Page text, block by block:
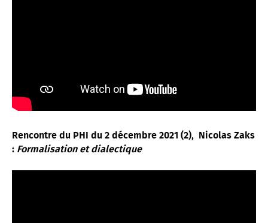
Rencontre du PHI du 2 décembre 2021 (2),
Nicolas Zaks
: Formalisation et dialectique